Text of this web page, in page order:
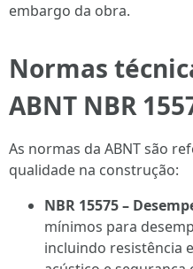
embargo da obra.
Normas
ABNT NBR
As normas da ABNT são
qualidade na construção:
NBR 15575 –
mínimos para
incluindo resistência